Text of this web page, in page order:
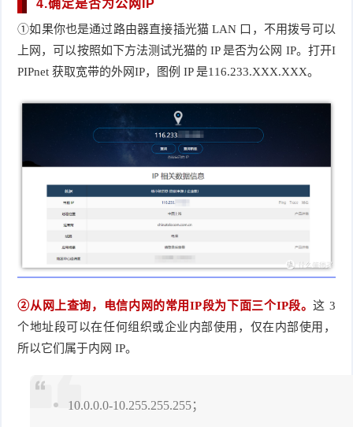
4.确定是否为公网IP
①如果你也是通过路由器直接插光猫 LAN 口，不用拨号可以
上网，可以按照如下方法测试光猫的 IP 是否为公网 IP。打开I
PIPnet 获取宽带的外网IP，图例 IP 是116.233.XXX.XXX。
②从网上查询，电信内网的常用IP段为下面三个IP段。这 3
个地址段可以在任何组织或企业内部使用，仅在内部使用，
所以它们属于内网 IP。
10.0.0.0-10.255.255.255；